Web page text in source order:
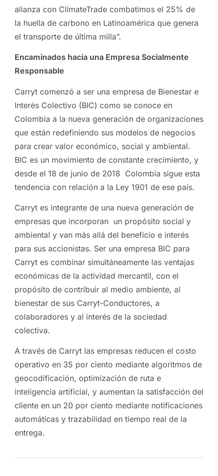
alianza con ClimateTrade combatimos el 25% de
la huella de carbono en Latinoamérica que genera
el transporte de última milla”.
Encaminados hacia una Empresa Socialmente
Responsable
Carryt comenzó a ser una empresa de Bienestar e
Interés Colectivo (BIC) como se conoce en
Colombia a la nueva generación de organizaciones
que están redefiniendo sus modelos de negocios
para crear valor económico, social y ambiental.
BIC es un movimiento de constante crecimiento, y
desde el 18 de junio de 2018 Colombia sigue esta
tendencia con relación a la Ley 1901 de ese país.
Carryt es integrante de una nueva generación de
empresas que incorporan un propósito social y
ambiental y van más allá del beneficio e interés
para sus accionistas. Ser una empresa BIC para
Carryt es combinar simultáneamente las ventajas
económicas de la actividad mercantil, con el
propósito de contribuir al medio ambiente, al
bienestar de sus Carryt-Conductores, a
colaboradores y al interés de la sociedad
colectiva.
A través de Carryt las empresas reducen el costo
operativo en 35 por ciento mediante algoritmos de
geocodificación, optimización de ruta e
inteligencia artificial, y aumentan la satisfacción del
cliente en un 20 por ciento mediante notificaciones
automáticas y trazabilidad en tiempo real de la
entrega.